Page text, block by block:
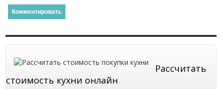
Рассчитать
стоимость кухни онлайн